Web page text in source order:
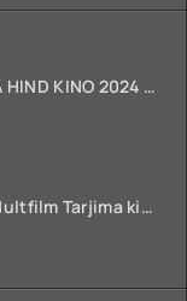
SALAAR 2 QISMI UZBEK TILIDA HIND KINO 2024 TARJIMA 720p HD Skachat
O'lik Kelin Uzbek tilida 2023 Multfilm Tarjima kino skachat